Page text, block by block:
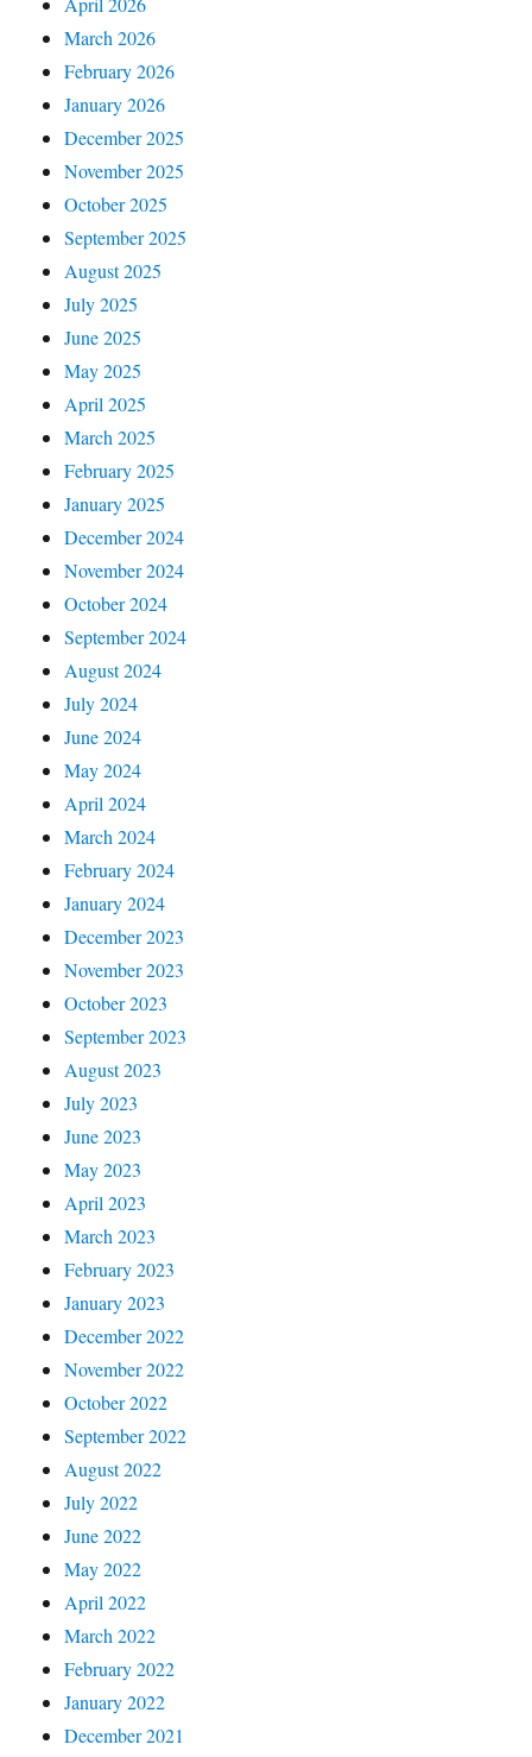
March 2026
February 2026
January 2026
December 2025
November 2025
October 2025
September 2025
August 2025
July 2025
June 2025
May 2025
April 2025
March 2025
February 2025
January 2025
December 2024
November 2024
October 2024
September 2024
August 2024
July 2024
June 2024
May 2024
April 2024
March 2024
February 2024
January 2024
December 2023
November 2023
October 2023
September 2023
August 2023
July 2023
June 2023
May 2023
April 2023
March 2023
February 2023
January 2023
December 2022
November 2022
October 2022
September 2022
August 2022
July 2022
June 2022
May 2022
April 2022
March 2022
February 2022
January 2022
December 2021